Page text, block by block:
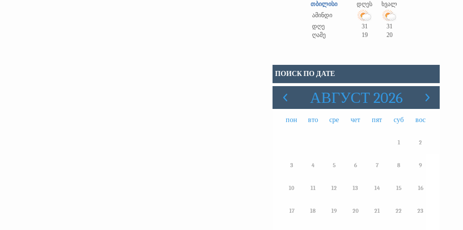
თბილისი დღეს
ხვალ
ამინდი
დღე
31
31
ღამე
19 20
ПОИСК ПО ДАТЕ
АВГУСТ 2026
пон вто сре чет пят суб вос
1 2
3 4 5 6 7 8 9
10 11 12 13 14 15 16
17 18 19 20 21 22 23